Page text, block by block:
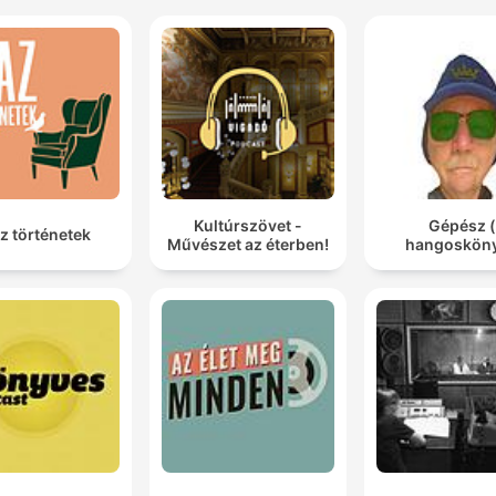
történetek
Kultúrszövet -
Művészet az éterben!
Gépész (